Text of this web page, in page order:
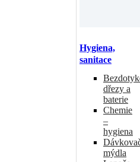
Hygiena,
sanitace
dřezy a
baterie
Chemie
–
hygiena
mýdla